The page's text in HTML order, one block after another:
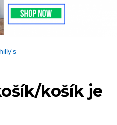
košík je